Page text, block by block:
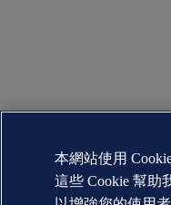
本網站使用
這些 Cookie 幫助